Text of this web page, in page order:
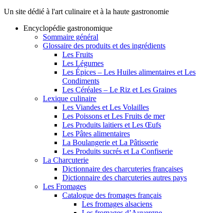
Un site dédié à l'art culinaire et à la haute gastronomie
Encyclopédie gastronomique
Sommaire général
Glossaire des produits et des ingrédients
Les Fruits
Les Légumes
Les Épices – Les Huiles alimentaires et Les
Condiments
Les Céréales – Le Riz et Les Graines
Lexique culinaire
Les Viandes et Les Volailles
Les Poissons et Les Fruits de mer
Les Produits laitiers et Les Œufs
Les Pâtes alimentaires
La Boulangerie et La Pâtisserie
Les Produits sucrés et La Confiserie
La Charcuterie
Dictionnaire des charcuteries françaises
Dictionnaire des charcuteries autres pays
Les Fromages
Catalogue des fromages français
Les fromages alsaciens